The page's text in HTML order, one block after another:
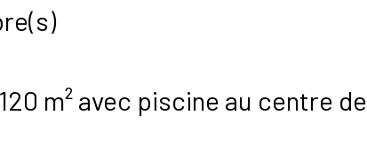
m² avec piscine au centre de